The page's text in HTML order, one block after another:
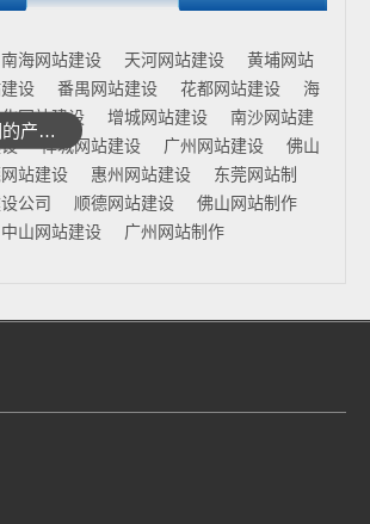
南海网站建设 天河网站建设
黄埔网站
设 番禺网站建设 花都网站建设
海
网站建设 增城网站建设
南沙网站建
禅城网站建设 广州网站建设
佛山
站建设 惠州网站建设
东莞网站制
公司 顺德网站建设
佛山网站制作
中山网站建设 广州网站制作